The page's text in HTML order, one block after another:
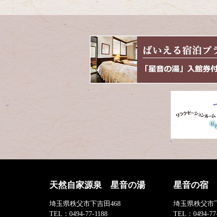
天然自家源泉 星音の湯
埼玉県秩父市下吉田468
TEL： 0494-77-1188
星音の宿
埼玉県秩父市
TEL：0494-